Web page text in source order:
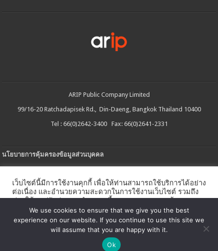
ARIP Public Company Limited
99/16-20 Ratchadapisek Rd., Din-Daeng, Bangkok Thailand 10400
Tel : 66(0)2642-3400 Fax: 66(0)2641-2331
นโยบายการคุ้มครองข้อมูลส่วนบุคคล
นโยบายการใช้คกกี้
นโยบายความปลอดภัยของข้อมูลสารสนเทศ
เว็บไซต์นี้มีการใช้งานคุกกี้ เพื่อให้ท่านสามารถใช้บริการได้อย่าง
ต่อเนื่อง และอำนวยความสะดวกในการใช้งานเว็บไซต์ รวมถึง
ช่วยให้เราปรับปรุงการนำเสนอเนื้อหาตรงตามความต้องการ
ของท่าน โดยสามารถศึกษารายละเอียดเพิ่มเติมได้ใน นโยบาย
คุกกี้
We use cookies to ensure that we give you the best
experience on our website. If you continue to use this site we
will assume that you are happy with it.
Ok